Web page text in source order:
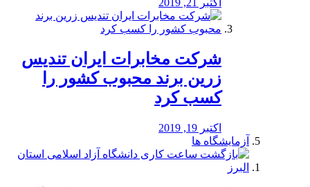
اکتبر 21, 2019
شرکت مخابرات ایران تندیس
زرین برند محبوب کشور را
کسب کرد
اکتبر 19, 2019
آزمایشگاه ها